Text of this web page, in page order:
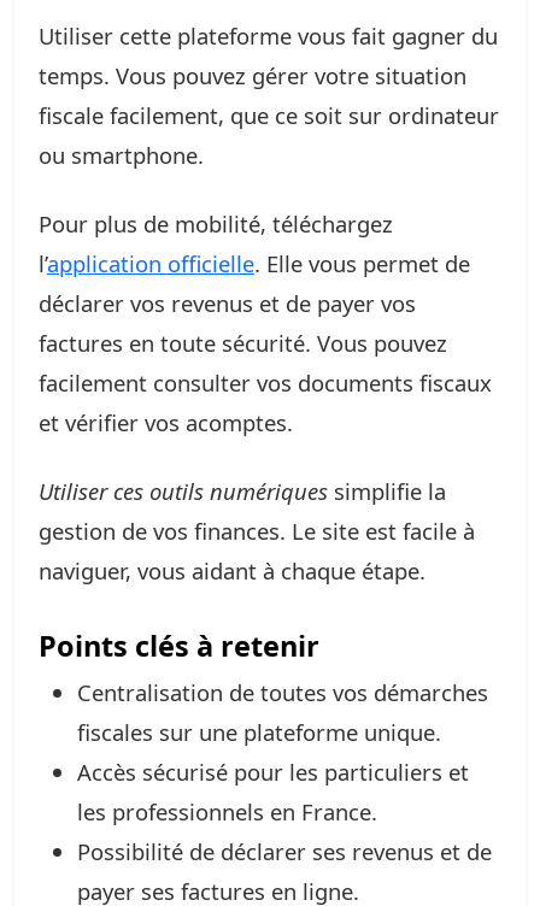
Utiliser cette plateforme vous fait gagner du
temps. Vous pouvez gérer votre situation
fiscale facilement, que ce soit sur ordinateur
ou smartphone.
Pour plus de mobilité, téléchargez
l’application officielle. Elle vous permet de
déclarer vos revenus et de payer vos
factures en toute sécurité. Vous pouvez
facilement consulter vos documents fiscaux
et vérifier vos acomptes.
Utiliser ces outils numériques simplifie la
gestion de vos finances. Le site est facile à
naviguer, vous aidant à chaque étape.
Points clés à retenir
Centralisation de toutes vos démarches
fiscales sur une plateforme unique.
Accès sécurisé pour les particuliers et
les professionnels en France.
Possibilité de déclarer ses revenus et de
payer ses factures en ligne.